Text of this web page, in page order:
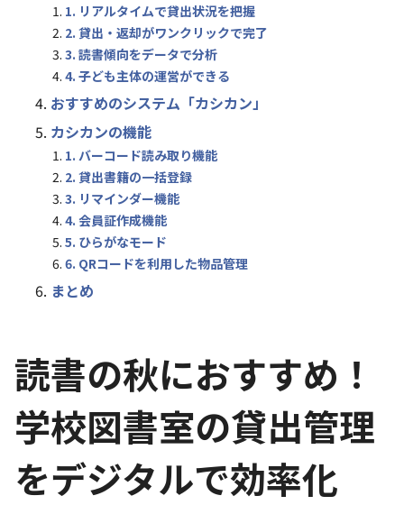
1. リアルタイムで貸出状況を把握
2. 貸出・返却がワンクリックで完了
3. 読書傾向をデータで分析
4. 子ども主体の運営ができる
おすすめのシステム「カシカン」
カシカンの機能
1. バーコード読み取り機能
2. 貸出書籍の一括登録
3. リマインダー機能
4. 会員証作成機能
5. ひらがなモード
6. QRコードを利用した物品管理
まとめ
読書の秋におすすめ！
学校図書室の貸出管理
をデジタルで効率化